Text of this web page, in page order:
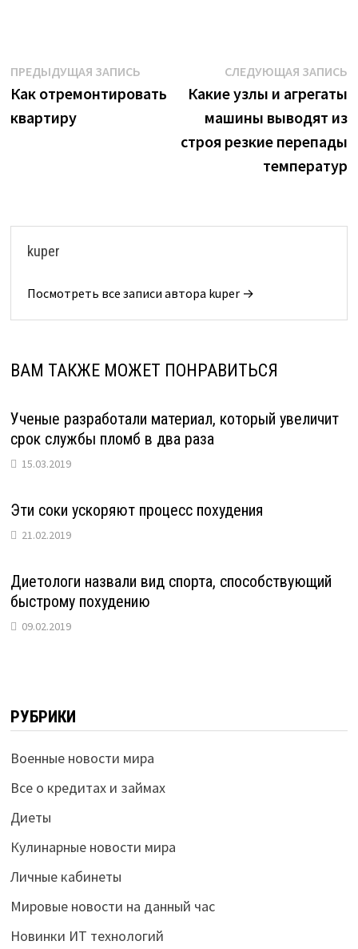
Навигация
по
записям
ПРЕДЫДУЩАЯ ЗАПИСЬПредыдущая
запись:
Как отремонтировать
квартиру
СЛЕДУЮЩАЯ ЗАПИСЬ
Какие узлы и агрегаты
машины выводят из
строя резкие перепады
температур
kuper
Посмотреть все записи автора kuper →
ВАМ ТАКЖЕ МОЖЕТ ПОНРАВИТЬСЯ
Ученые разработали материал, который увеличит
срок службы пломб в два раза
15.03.2019
Эти соки ускоряют процесс похудения
21.02.2019
Диетологи назвали вид спорта, способствующий
быстрому похудению
09.02.2019
РУБРИКИ
Военные новости мира
Все о кредитах и займах
Диеты
Кулинарные новости мира
Личные кабинеты
Мировые новости на данный час
Новинки ИТ технологий